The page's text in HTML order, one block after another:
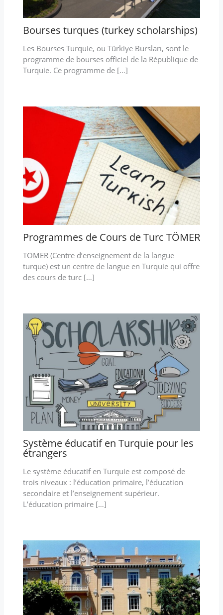
Bourses turques (turkey scholarships)
Les Bourses Turquie, ou Türkiye Bursları, sont le
programme de bourses officiel de la République de
Turquie. Ce programme de […]
Programmes de Cours de Turc TÖMER
TÖMER (Centre d’enseignement de la langue
turque) est un centre de langue en Turquie qui offre
des cours de turc […]
Système éducatif en Turquie pour les
étrangers
Le système éducatif en Turquie est composé de
trois niveaux : l’éducation primaire, l’éducation
secondaire et l’enseignement supérieur.
L’éducation primaire […]